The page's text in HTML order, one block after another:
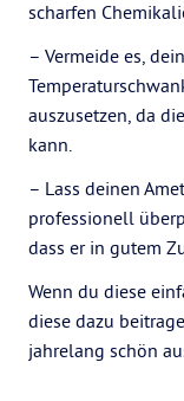
scharfen
– Vermeide es,
auszusetzen, da
kann.
– Lass deinen
professionell
dass er in gutem
Wenn du diese
diese dazu
jahrelang schön